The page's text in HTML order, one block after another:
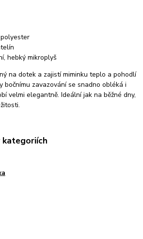
hebký mikroplyš
na dotek a zajistí miminku teplo a pohodlí
bočnímu zavazování se snadno obléká i
velmi elegantně. Ideální jak na běžné dny,
kategoriích